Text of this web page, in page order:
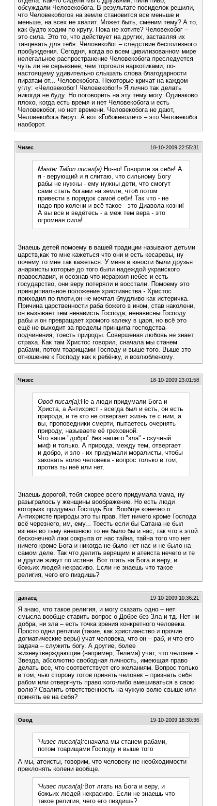
обсуждали Человекобога. В результате посиделок решили,
что Человекобогов на земле становится все меньше и
меньше, на всех не хватит. Может быть, сменим тему? А то,
как будто ходим по кругу. Пока не хотите? Человекобог –
это сила. Это то, что действует на других, заставляя их
танцевать для тебя. Человекобог – следствие бесполезного
пробуждения. Сегодня, когда во всем цивилизованном мире
нелегальное распространение Человекобога преследуется
чуть ли не серьезнее, чем торговля наркотиками, по-
настоящему удивительно слышать слова благодарности
пиратам от... Человекобога. Некоторые кричат на каждом
углу: «Человекобог! Человекобог!» Я лично так делать
никогда не буду. Но поговорить на эту тему могу. Одинаково
плохо, когда есть время и нет Человекобога и есть
Человекобог, но нет времени. Человекобога не дают,
Человекобога берут. А вот «Гобокеволеч» – это Человекобог
наоборот.
Чизес 18-10-2009 22:55:31
Master Talion писал(а): Но-но! Говорите за себя! А
я - верующий и я сяитаю, что сильному Богу
рабы не нужны - ему нужны дети, что смогут
сами стать богами на земле, чтоб потом
привести в порядок самоё себя! Так что - не
надо про колени и всё такое - это Диавола козни!
А вы все и ведётесь - а меж тем вера - это
огромная сила!
Знаешь детей помоему в вашей традиции называют детьми
царств,как то мне кажеться что они и есть кесаревы, ну
почему то мне так кажеться. У меня в юности были друзья
анархисты которые до того были надеждой украиского
православия, и осознав что иерархия небес и есть
государство, они веру потеряли и восстали. Помоему это
принципиальное положение христианства - Христос
приходил по плоти,он не мечтал блудливо как истеричка.
Причина царственности раба божего в ином, став наколени,
он вызывает тем ненависть Господа, ненависны Господу
рабы и он превращает хромого калеку в царя, но всё это
ещё не выходит за пределы принципа господства-
подчинения, тоесть природы. Совершеная любовь не знает
страха. Как там Христос говорил, сначала мы станем
рабами, потом тоарищами Господу и выше того. Выше это
отношение к Господу как к ребёнку, и возлюбленому.
Чизес 18-10-2009 23:01:58
Овод писал(а): Не а люди придумали Бога и
Христа, а Антихрист - всегда был и есть, он есть
природа, и те кто не отвергает жизнь те с ним, а
вы, проповедники смерти, пытаетесь очернять
природу, называете её греховной.
Что ваше "добро" без нашего "зла" - скучный
миф и только. А природа, между тем, отвергает
и добро, и зло - их придумали моралисты, чтобы
заковать волю человека - вопрос только в том,
против ты неё или нет.
Знаешь дорогой, тебя скорее всего придумала мама, ну
разыгралось у женщины воображение. Но есть люди
которызх придумал Господь Бог. Вообще конечно о
Антихристе природы это ты прав. Нет ничего кроме Господа
всё черезнего, им, ему... Тоесть если бы Сатана не был
изгнан во тьму внешнюю то не было бы и нас, так что в этой
бесконечной лжи сокрыта от нас тайна, тайна того что нет
ничего кроме Бога и никогда не было нет нас и не было на
самом деле. Так что делить верящим и атеиста нечего и те
и другие живут по истине. Вот лгать на Бога и веру, и
божьих людей некрасиво. Если не знаешь что такое
религия, чего его пиздишь?
данаец 19-10-2009 10:36:21
Я знаю, что такое религия, и могу сказать одно – нет
смысла вообще ставить вопрос о Добре без Зла и тд. Нет ни
добра, ни зла – есть точка зрения конкретного человека.
Просто одни религии (такие, как христианство и прочие
догматические веры) учат человека, что он – раб, и что его
задача – служить богу. А другие, более
жизнеутверждающие (например, Телема) учат, что человек -
Звезда, абсолютно свободная личность, имеющая право
делать все, что соответствует его желаниям. Вопрос только
в том, чью сторону готов принять человек – признать себя
рабом или отвергнуть право кого-либо вмешиваться в свою
волю? Свалить ответственность на чужую волю свыше или
принять ее на себя?
Овод 19-10-2009 18:30:36
'Чизес писал(а):сначала мы станем рабами,
потом тоарищами Господу и выше того
А мы, атеисты, говорим, что человеку не необходимости
преклонять колени вообще.
'Чизес писал(а): Вот лгать на Бога и веру, и
божьих людей некрасиво. Если не знаешь что
такое религия, чего его пиздишь?